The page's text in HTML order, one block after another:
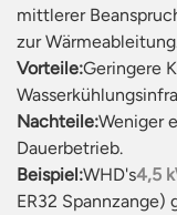
mittlerer
zur
Vorteile:Geringere
Nachteile:Weniger
Dauerbetrieb.
Beispiel:WHD's4,5
ER32